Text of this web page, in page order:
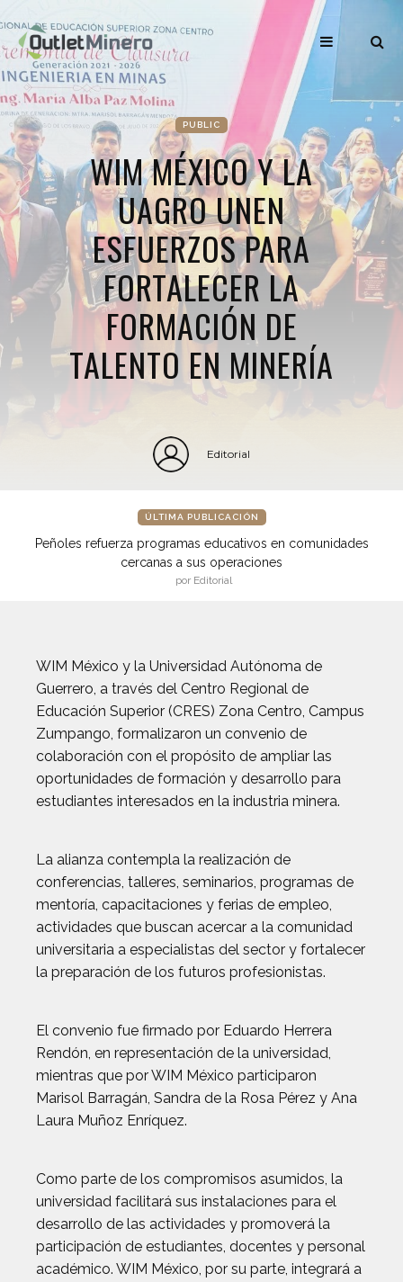
PUBLIC
WIM MÉXICO Y LA
UAGRO UNEN
ESFUERZOS PARA
FORTALECER LA
FORMACIÓN DE
TALENTO EN MINERÍA
Editorial
ÚLTIMA PUBLICACIÓN
Peñoles refuerza programas educativos en comunidades
cercanas a sus operaciones
por Editorial
WIM México y la Universidad Autónoma de
Guerrero, a través del Centro Regional de
Educación Superior (CRES) Zona Centro, Campus
Zumpango, formalizaron un convenio de
colaboración con el propósito de ampliar las
oportunidades de formación y desarrollo para
estudiantes interesados en la industria minera.
La alianza contempla la realización de
conferencias, talleres, seminarios, programas de
mentoría, capacitaciones y ferias de empleo,
actividades que buscan acercar a la comunidad
universitaria a especialistas del sector y fortalecer
la preparación de los futuros profesionistas.
El convenio fue firmado por Eduardo Herrera
Rendón, en representación de la universidad,
mientras que por WIM México participaron
Marisol Barragán, Sandra de la Rosa Pérez y Ana
Laura Muñoz Enríquez.
Como parte de los compromisos asumidos, la
universidad facilitará sus instalaciones para el
desarrollo de las actividades y promoverá la
participación de estudiantes, docentes y personal
académico. WIM México, por su parte, integrará a